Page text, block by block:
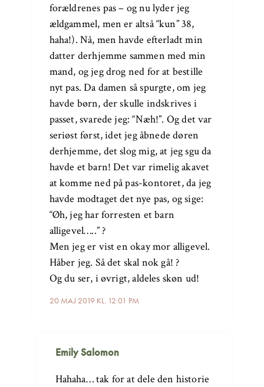
20 MAJ 2019 KL. 12:01 PM
forældrenes pas – og nu lyder jeg
ældgammel, men er altså “kun” 38,
haha!). Nå, men havde efterladt min
datter derhjemme sammen med min
mand, og jeg drog ned for at bestille
nyt pas. Da damen så spurgte, om jeg
havde børn, der skulle indskrives i
passet, svarede jeg: “Næh!”. Og det var
seriøst først, idet jeg åbnede døren
derhjemme, det slog mig, at jeg sgu da
havde et barn! Det var rimelig akavet
at komme ned på pas-kontoret, da jeg
havde modtaget det nye pas, og sige:
“Øh, jeg har forresten et barn
alligevel…..” ?
Men jeg er vist en okay mor alligevel.
Håber jeg. Så det skal nok gå! ?
Og du ser, i øvrigt, aldeles skøn ud!
Emily Salomon
Hahaha… tak for at dele den historie